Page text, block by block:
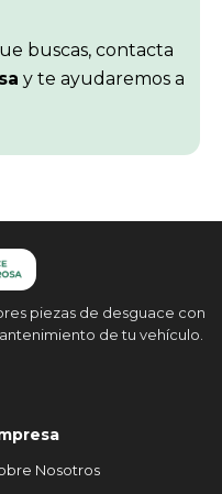
buscas, contacta
y te ayudaremos a
piezas de desguace con
de tu vehículo.
Nosotros